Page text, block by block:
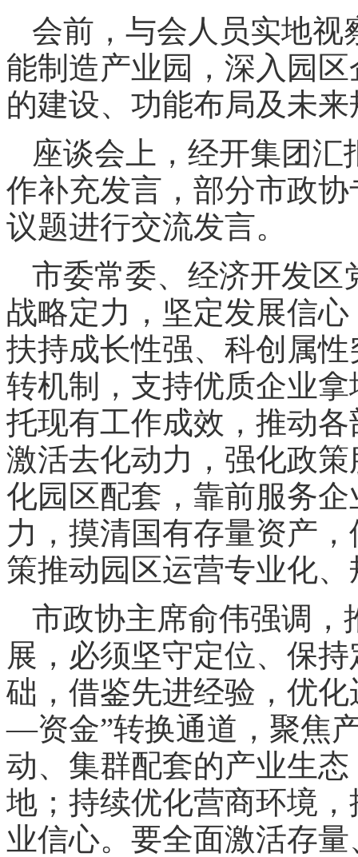
会前，与会人员实地视
能制造产业园，深入园
的建设、功能布局及未
座谈会上，经开集团
作补充发言，部分市政
议题进行交流发言。
市委常委、经济开发区
战略定力，坚定发展信
扶持成长性强、科创属
转机制，支持优质企业
托现有工作成效，推动
激活去化动力，强化政
化园区配套，靠前服务
力，摸清国有存量资产
策推动园区运营专业化
市政协主席俞伟强调，
展，必须坚守定位、保
础，借鉴先进经验，优
—资金”转换通道，聚焦
动、集群配套的产业生
地；持续优化营商环境
业信心。要全面激活存